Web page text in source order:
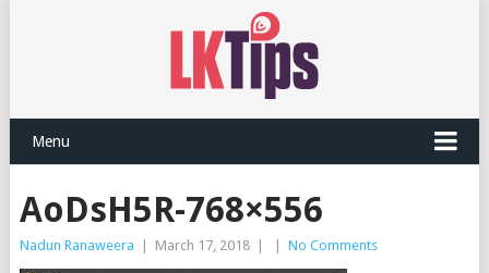
Menu
AoDsH5R-768×556
Nadun Ranaweera March 17, 2018 No Comments